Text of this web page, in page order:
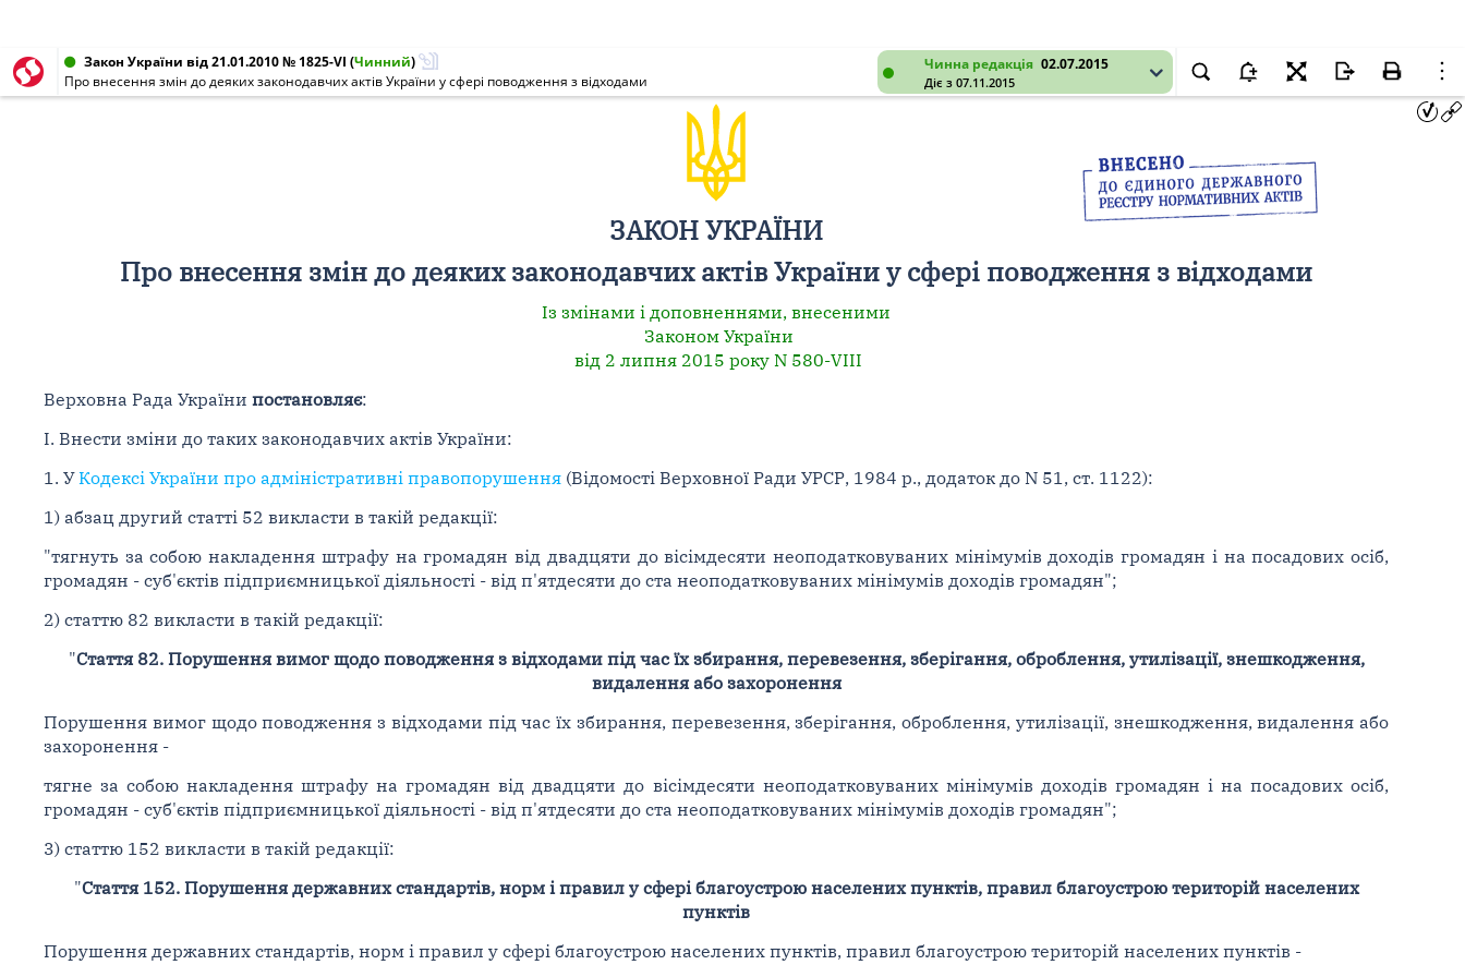
Чинна редакція 02.07.2015
Діє з 07.11.2015
Закон України від 21.01.2010 № 1825-VI (Чинний)
Про внесення змін до деяких законодавчих актів України у сфері поводження з відходами